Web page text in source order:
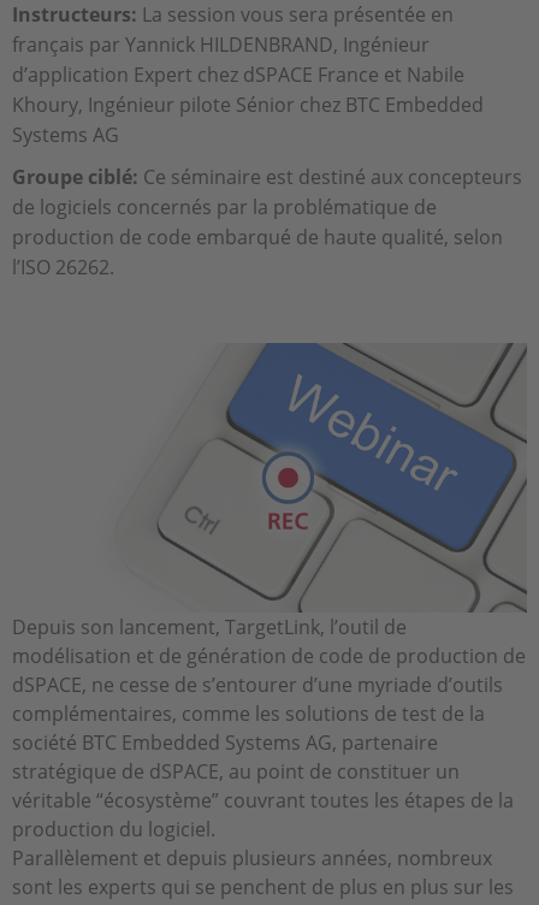
Instructeurs: La session vous sera présentée en
français par Yannick HILDENBRAND, Ingénieur
d’application Expert chez dSPACE France et Nabile
Khoury, Ingénieur pilote Sénior chez BTC Embedded
Systems AG
Groupe ciblé: Ce séminaire est destiné aux concepteurs
de logiciels concernés par la problématique de
production de code embarqué de haute qualité, selon
l’ISO 26262.
Depuis son lancement, TargetLink, l’outil de
modélisation et de génération de code de production de
dSPACE, ne cesse de s’entourer d’une myriade d’outils
complémentaires, comme les solutions de test de la
société BTC Embedded Systems AG, partenaire
stratégique de dSPACE, au point de constituer un
véritable “écosystème” couvrant toutes les étapes de la
production du logiciel.
Parallèlement et depuis plusieurs années, nombreux
sont les experts qui se penchent de plus en plus sur les